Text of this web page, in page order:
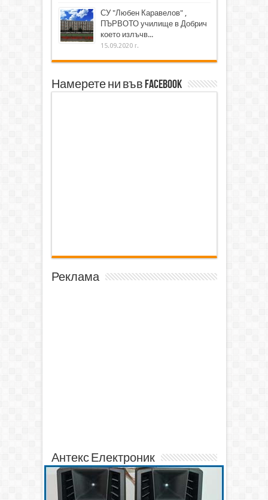
СУ "Любен Каравелов" ,
ПЪРВОТО училище в Добрич
което излъчв...
15.09.2020 г.
Намерете ни във Facebook
Реклама
Антекс Електроник